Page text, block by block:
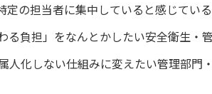
定の担当者に集中していると感じてい
る負担」をなんとかしたい安全衛生・
人化しない仕組みに変えたい管理部門